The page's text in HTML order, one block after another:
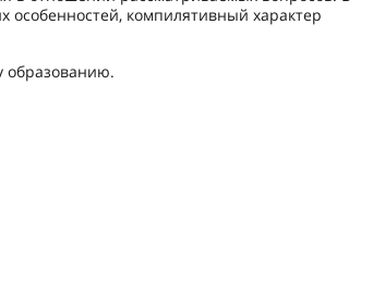
особенностей, компилятивный характер
образованию.